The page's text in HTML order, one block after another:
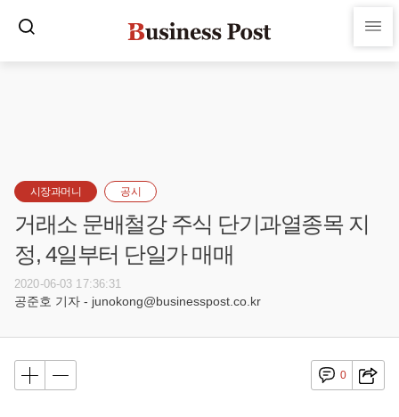
시장과머니 공시
거래소 문배철강 주식 단기과열종목 지
정, 4일부터 단일가 매매
2020-06-03 17:36:31
공준호 기자 - junokong@businesspost.co.kr
0